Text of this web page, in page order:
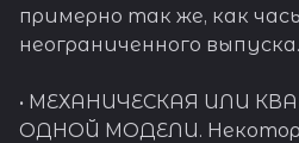
примерно так же, как
неограниченного выпуска.
• МЕХАНИЧЕСКАЯ ИЛИ
ОДНОЙ МОДЕЛИ.